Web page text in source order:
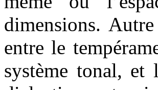
dimensions.
entre le
système tonal,